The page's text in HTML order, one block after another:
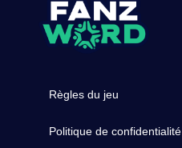
Règles du jeu
Politique de confidentialité